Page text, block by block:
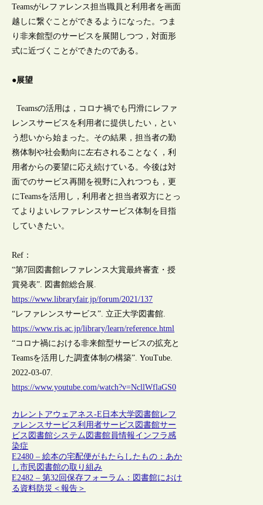
Teamsがレファレンス担当職員と利用者を画面
越しに繋ぐことができるようになった。つま
り非来館型のサービスを展開しつつ，対面形
式に近づくことができたのである。
●展望
Teamsの活用は，コロナ禍でも円滑にレファ
レンスサービスを利用者に提供したい，とい
う想いから始まった。その結果，担当者の勤
務体制や社会動向に左右されることなく，利
用者からの要望に応え続けている。今後は対
面でのサービス再開を視野に入れつつも，更
にTeamsを活用し，利用者と担当者双方にとっ
てよりよいレファレンスサービス体制を目指
していきたい。
Ref：
“第7回図書館レファレンス大賞最終審査・授
賞発表”. 図書館総合展.
https://www.libraryfair.jp/forum/2021/137
“レファレンスサービス”. 立正大学図書館.
https://www.ris.ac.jp/library/learn/reference.html
“コロナ禍における非来館型サービスの拡充と
Teamsを活用した調査体制の構築”. YouTube.
2022-03-07.
https://www.youtube.com/watch?v=NcllWflaGS0
カレントアウェアネス-E 日本大学図書館レフ
ァレンスサービス利用者サービス 図書館サー
ビス 図書館システム 図書館員情報インフラ感
染症
E2480 – 絵本の宅配便がもたらしたもの：あか
し市民図書館の取り組み
E2482 – 第32回保存フォーラム：図書館におけ
る資料防災＜報告＞